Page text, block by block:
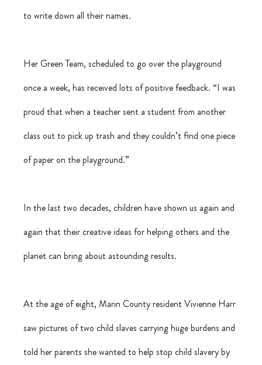
to write down all their names.
Her Green Team, scheduled to go over the playground
once a week, has received lots of positive feedback. “I was
proud that when a teacher sent a student from another
class out to pick up trash and they couldn’t find one piece
of paper on the playground.”
In the last two decades, children have shown us again and
again that their creative ideas for helping others and the
planet can bring about astounding results.
At the age of eight, Marin County resident Vivienne Harr
saw pictures of two child slaves carrying huge burdens and
told her parents she wanted to help stop child slavery by